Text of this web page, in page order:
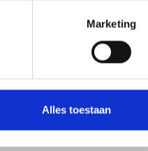
Marketing
Alles toestaan